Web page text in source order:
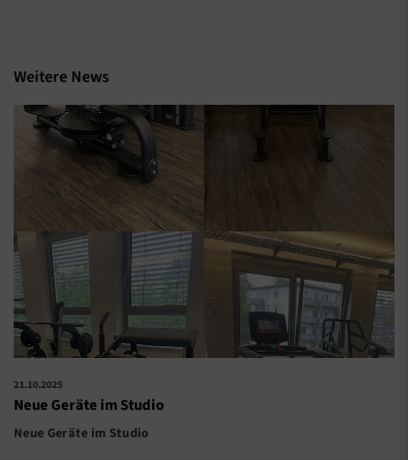
Weitere News
21.10.2025
Neue Geräte im Studio
Neue Geräte im Studio